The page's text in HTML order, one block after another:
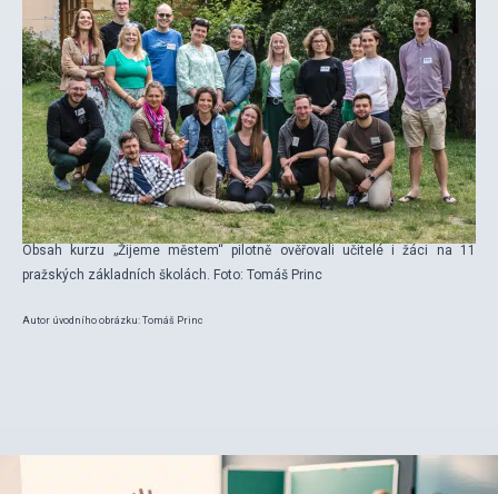
Obsah kurzu „Žijeme městem“ pilotně ověřovali učitelé i žáci na 11
pražských základních školách. Foto: Tomáš Princ
Autor úvodního obrázku: Tomáš Princ